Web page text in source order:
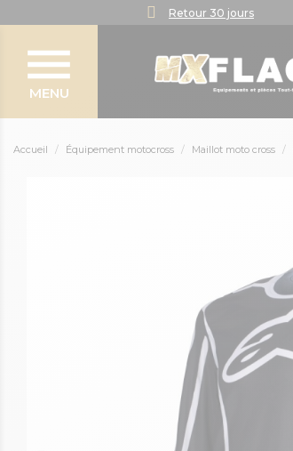
Retour 30 jours
MENU
Accueil Équipement motocross Maillot moto cross